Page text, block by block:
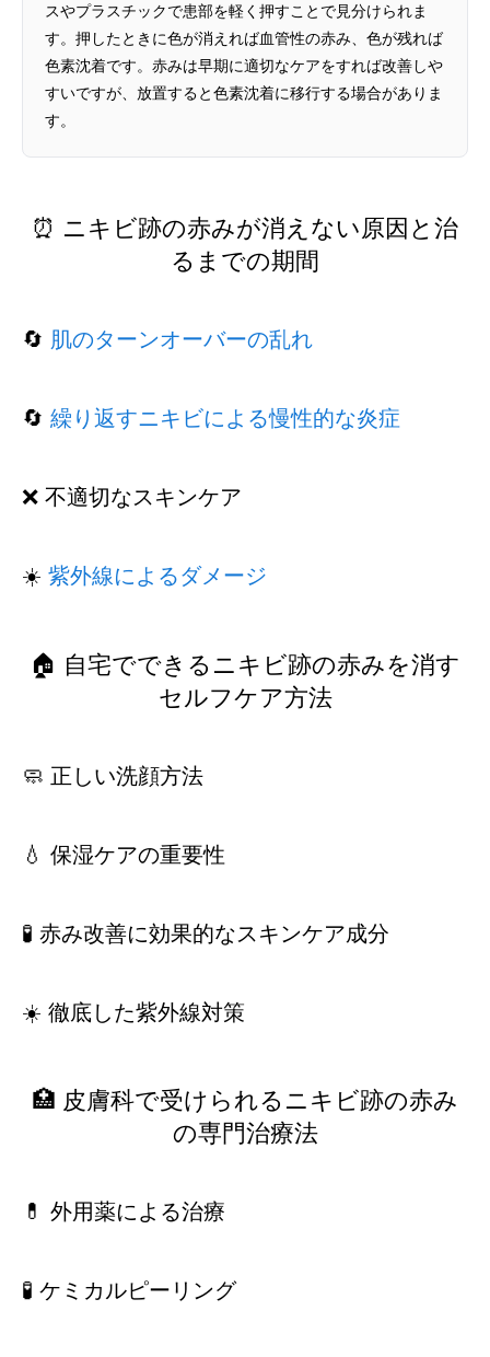
スやプラスチックで患部を軽く押すことで見分けられま
す。押したときに色が消えれば血管性の赤み、色が残れば
色素沈着です。赤みは早期に適切なケアをすれば改善しや
すいですが、放置すると色素沈着に移行する場合がありま
す。
⏰ ニキビ跡の赤みが消えない原因と治
るまでの期間
🔄 肌のターンオーバーの乱れ
🔄 繰り返すニキビによる慢性的な炎症
❌ 不適切なスキンケア
☀️ 紫外線によるダメージ
🏠 自宅でできるニキビ跡の赤みを消す
セルフケア方法
🧼 正しい洗顔方法
💧 保湿ケアの重要性
🧪 赤み改善に効果的なスキンケア成分
☀️ 徹底した紫外線対策
🏥 皮膚科で受けられるニキビ跡の赤み
の専門治療法
💊 外用薬による治療
🧪 ケミカルピーリング